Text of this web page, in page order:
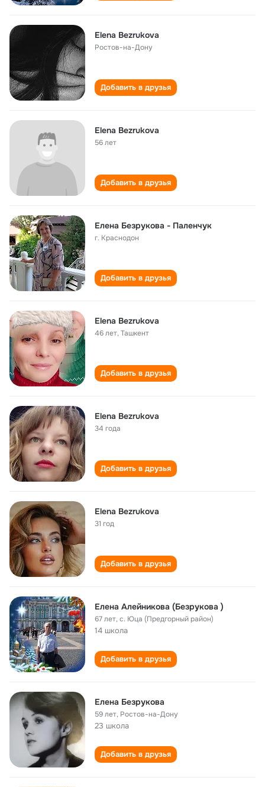
Elena Bezrukova
Ростов-на-Дону
Добавить в друзья
Elena Bezrukova
56 лет
Добавить в друзья
Елена Безрукова - Паленчук
г. Краснодон
Добавить в друзья
Elena Bezrukova
46 лет,Ташкент
Добавить в друзья
Elena Bezrukova
34 года
Добавить в друзья
Elena Bezrukova
31 год
Добавить в друзья
Елена Алейникова (Безрукова )
67 лет,с. Юца (Предгорный район)
14 школа
Добавить в друзья
Елена Безрукова
59 лет, Ростов-на-Дону
23 школа
Добавить в друзья